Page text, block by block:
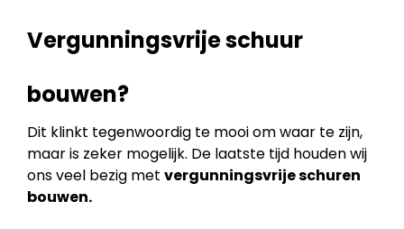
Vergunningsvrije schuur
bouwen?
Dit klinkt tegenwoordig te mooi om waar te zijn,
maar is zeker mogelijk. De laatste tijd houden wij
ons veel bezig met vergunningsvrije schuren
bouwen.